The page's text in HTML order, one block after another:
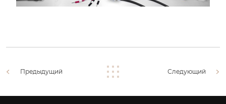
Предыдущий Следующий